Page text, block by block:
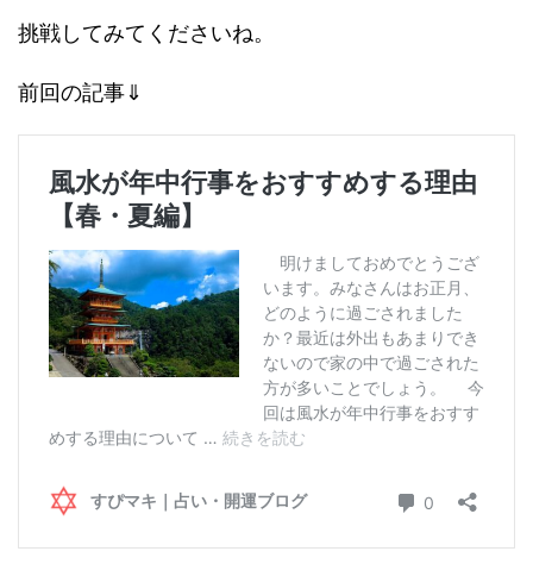
挑戦してみてくださいね。
前回の記事⇓